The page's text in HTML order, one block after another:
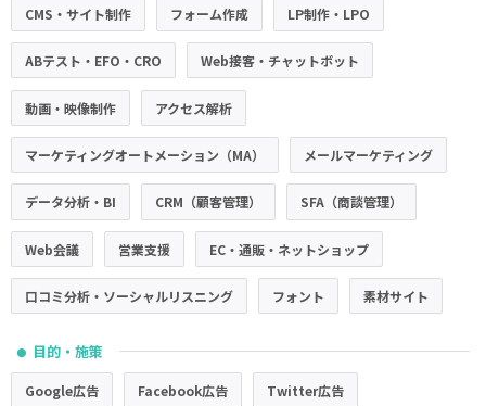
CMS・サイト制作 フォーム作成 LP制作・LPO
ABテスト・EFO・CRO Web接客・チャットボット
動画・映像制作 アクセス解析
マーケティングオートメーション（MA） メールマーケティング
データ分析・BI CRM（顧客管理） SFA（商談管理）
Web会議 営業支援 EC・通販・ネットショップ
口コミ分析・ソーシャルリスニング フォント 素材サイト
● 目的・施策
Google広告 Facebook広告 Twitter広告